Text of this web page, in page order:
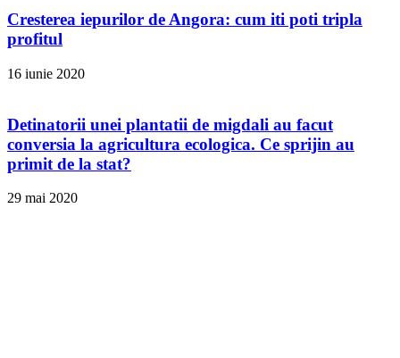
Cresterea iepurilor de Angora: cum iti poti tripla
profitul
16 iunie 2020
Detinatorii unei plantatii de migdali au facut
conversia la agricultura ecologica. Ce sprijin au
primit de la stat?
29 mai 2020